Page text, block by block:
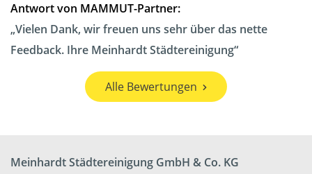
Antwort von MAMMUT-Partner:
Vielen Dank, wir freuen uns sehr über das nette
Feedback. Ihre Meinhardt Städtereinigung
Alle Bewertungen
Meinhardt Städtereinigung GmbH & Co. KG